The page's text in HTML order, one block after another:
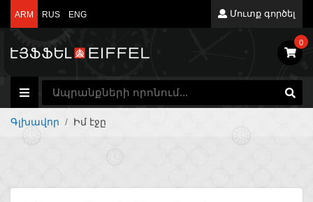
ARM RUS ENG Մուտք գործել
0
Գլխավոր Իմ էջը